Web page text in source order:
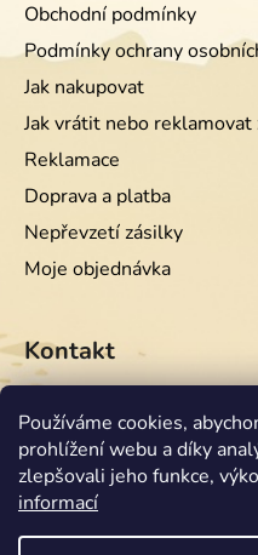
Používáme cookies,
prohlížení webu a díky
zlepšovali jeho funkce,
informací
Obchodní podmínky
Podmínky ochrany
Jak nakupovat
Jak vrátit nebo reklamovat
Reklamace
Doprava a platba
Nepřevzetí zásilky
Moje objednávka
Kontakt
info @equiwest.cz
+420724001554